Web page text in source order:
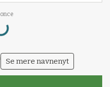
Se mere navnenyt